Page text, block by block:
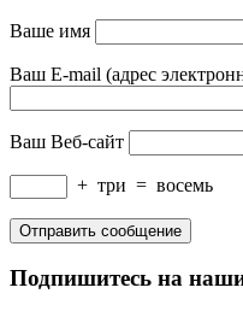
Ваше имя
Ваш E-mail (адрес
Ваш Веб-сайт
+ три = восемь
Подпишитесь на